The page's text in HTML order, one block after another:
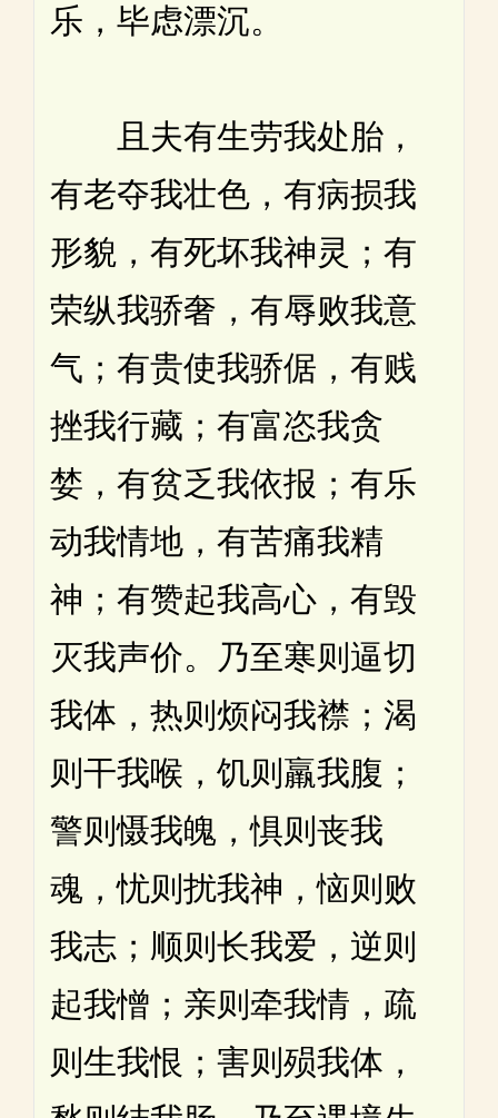
乐，毕虑漂沉。
且夫有生劳我处胎，
有老夺我壮色，有病损我
形貌，有死坏我神灵；有
荣纵我骄奢，有辱败我意
气；有贵使我骄倨，有贱
挫我行藏；有富恣我贪
婪，有贫乏我依报；有乐
动我情地，有苦痛我精
神；有赞起我高心，有毁
灭我声价。乃至寒则逼切
我体，热则烦闷我襟；渴
则干我喉，饥则羸我腹；
警则慑我魄，惧则丧我
魂，忧则扰我神，恼则败
我志；顺则长我爱，逆则
起我憎；亲则牵我情，疏
则生我恨；害则殒我体，